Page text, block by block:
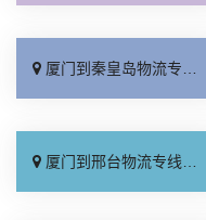
厦门到秦皇岛物流专线_高效运输「运保时效」
厦门到邢台物流专线_专业靠谱「上门提货」